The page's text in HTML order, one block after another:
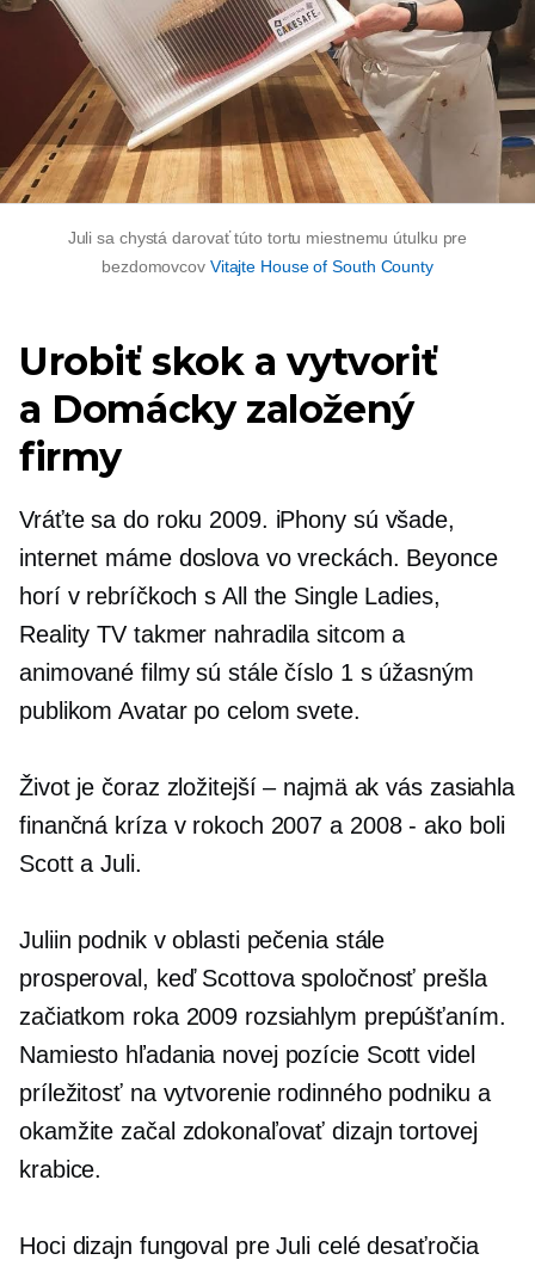
Juli sa chystá darovať túto tortu miestnemu útulku pre
bezdomovcov Vitajte House of South County
Urobiť skok a vytvoriť
a Domácky založený
firmy
Vráťte sa do roku 2009. iPhony sú všade,
internet máme doslova vo vreckách. Beyonce
horí v rebríčkoch s All the Single Ladies,
Reality TV takmer nahradila sitcom a
animované filmy sú stále číslo 1 s úžasným
publikom Avatar po celom svete.
Život je čoraz zložitejší – najmä ak vás zasiahla
finančná kríza v rokoch 2007 a 2008- ako boli
Scott a Juli.
Juliin podnik v oblasti pečenia stále
prosperoval, keď Scottova spoločnosť prešla
začiatkom roka 2009 rozsiahlym prepúšťaním.
Namiesto hľadania novej pozície Scott videl
príležitosť na vytvorenie rodinného podniku a
okamžite začal zdokonaľovať dizajn tortovej
krabice.
Hoci dizajn fungoval pre Juli celé desaťročia